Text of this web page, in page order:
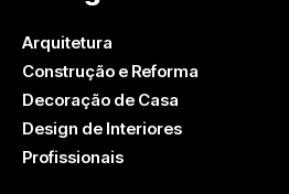
Arquitetura
Construção e Reforma
Decoração de Casa
Design de Interiores
Profissionais